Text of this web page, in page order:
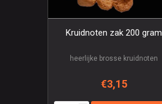
Kruidnoten zak 200 gram
heerlijke brosse kruidnoten
€3,15